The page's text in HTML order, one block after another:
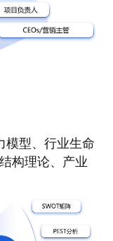
模型、行业生命
构理论、产业